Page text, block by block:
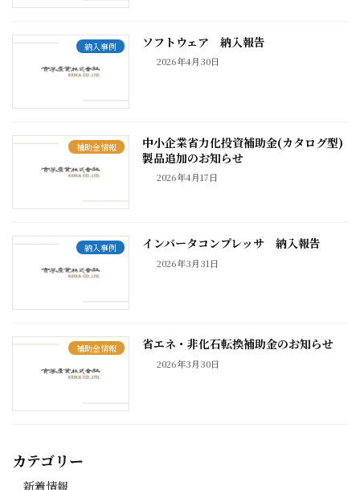
納入事例 ソフトウェア 納入報告
2026年4月30日
補助金情報
中小企業省力化投資補助金(カタログ型)
製品追加のお知らせ
2026年4月17日
納入事例 インバータコンプレッサ 納入報告
2026年3月31日
補助金情報 省エネ・非化石転換補助金のお知らせ
2026年3月30日
カテゴリー
新着情報